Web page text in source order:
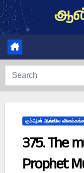
Skip
to
content
குர்ஆன் ஆங்கில
375. The
Prophet